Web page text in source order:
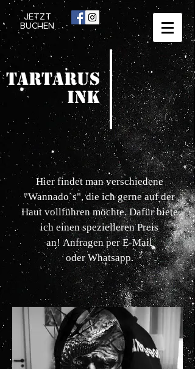
JETZT
BUCHEN
TARTARUS
INK
Hier findet man verschiedene
"Wannado`s", die ich gerne auf der
Haut vollführen möchte. Dafür biete
ich einen spezielleren Preis
an! Anfragen per E-Mail
oder Whatsapp.